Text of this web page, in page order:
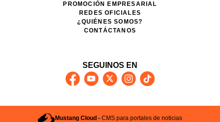
PROMOCIÓN EMPRESARIAL
REDES OFICIALES
¿QUIÉNES SOMOS?
CONTÁCTANOS
SEGUINOS EN
Mustang Cloud -CMS para portales de noticias